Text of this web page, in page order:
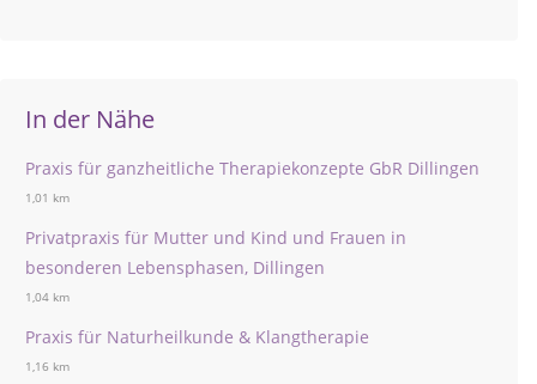
In der Nähe
Praxis für ganzheitliche Therapiekonzepte GbR Dillingen
1,01 km
Privatpraxis für Mutter und Kind und Frauen in
besonderen Lebensphasen, Dillingen
1,04 km
Praxis für Naturheilkunde & Klangtherapie
1,16 km